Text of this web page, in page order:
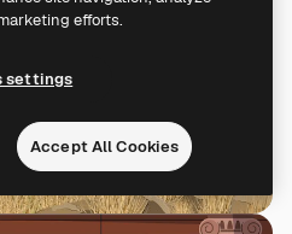
efforts.
settings
Accept All Cookies